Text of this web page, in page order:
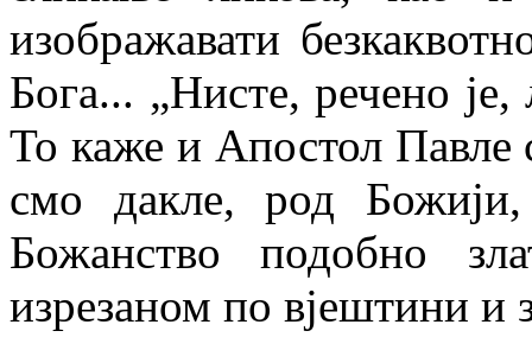
изображавати
Бога... „Нисте, речено
То каже и Апостол Павле
смо дакле, род
Божанство подобно
изрезаном по вјештини и